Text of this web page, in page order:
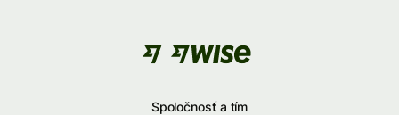
Spoločnosť a tím